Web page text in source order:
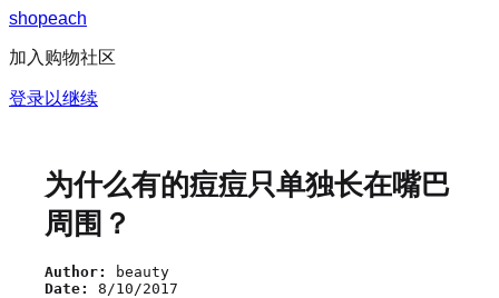
shopeach
加入购物社区
登录以继续
为什么有的痘痘只单独长在嘴巴
周围？
Author:
beauty
Date:
8/10/2017